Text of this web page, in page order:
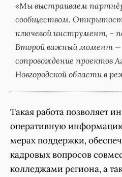
«Мы выстраиваем
сообществом.
ключевой инструмент, -
Второй важный момент —
сопровождение проектов
Новгородской области в
Такая работа позволяет
оперативную
мерах поддержки,
кадровых вопросов
колледжами региона, а